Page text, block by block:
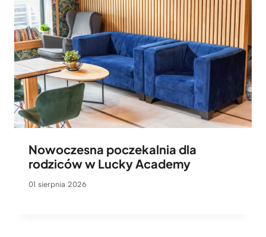
Nowoczesna poczekalnia dla
rodziców w Lucky Academy
01 sierpnia 2026